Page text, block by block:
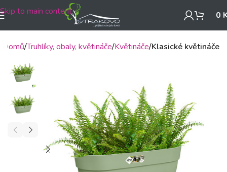
Skip to main content 0
Domů Truhlíky, obaly, květináče Květináče Klasické květináče